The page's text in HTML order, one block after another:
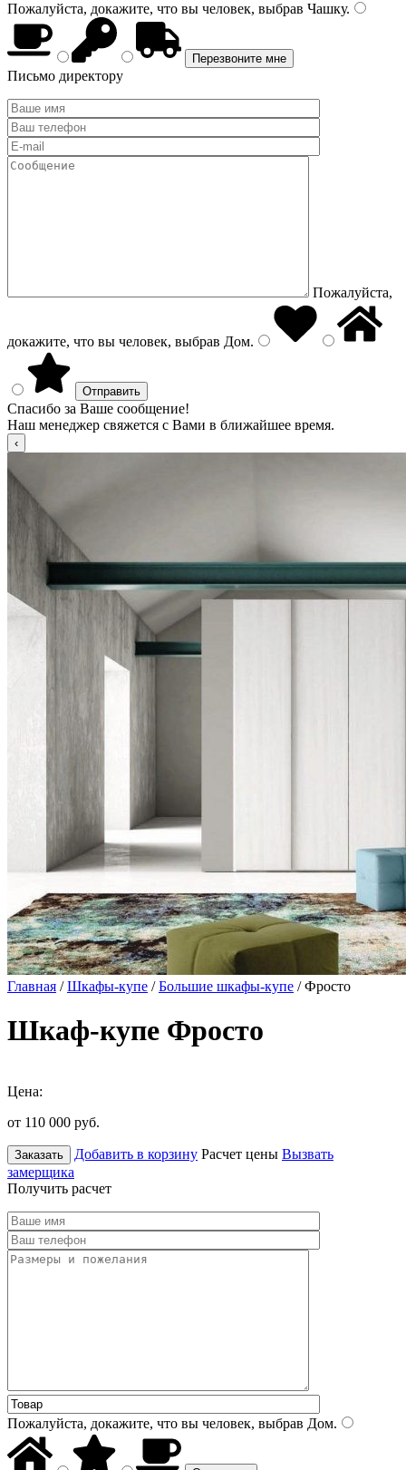
Пожалуйста, докажите, что вы человек, выбрав Чашку.
Письмо директору
Пожалуйста,
докажите, что вы человек, выбрав Дом.
Спасибо за Ваше сообщение!
Наш менеджер свяжется с Вами в ближайшее время.
Главная /Шкафы-купе /Большие шкафы-купе / Фросто
Шкаф-купе Фросто
Цена:
от 110 000 руб.
Заказать Добавить в корзину Расчет цены Вызвать
замерщика
Получить расчет
Пожалуйста, докажите, что вы человек, выбрав Дом.